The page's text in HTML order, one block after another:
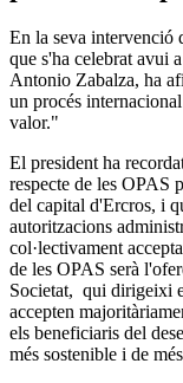
En la seva intervenció
que s'ha celebrat avui
Antonio Zabalza, ha
un procés
valor."
El president ha
respecte de les OPAS
del capital d'Ercros, i
autoritzacions
col·lectivament
de les OPAS serà
Societat, qui dirigeixi
accepten
els beneficiaris del
més sostenible i de